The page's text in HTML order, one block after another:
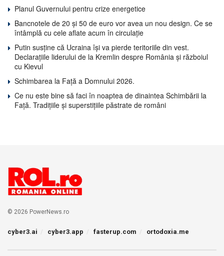
Planul Guvernului pentru crize energetice
Bancnotele de 20 și 50 de euro vor avea un nou design. Ce se
întâmplă cu cele aflate acum în circulație
Putin susține că Ucraina își va pierde teritoriile din vest.
Declarațiile liderului de la Kremlin despre România și războiul
cu Kievul
Schimbarea la Față a Domnului 2026.
Ce nu este bine să faci în noaptea de dinaintea Schimbării la
Față. Tradițiile și superstițiile păstrate de români
© 2026 PowerNews.ro
cyber3.ai cyber3.app fasterup.com ortodoxia.me